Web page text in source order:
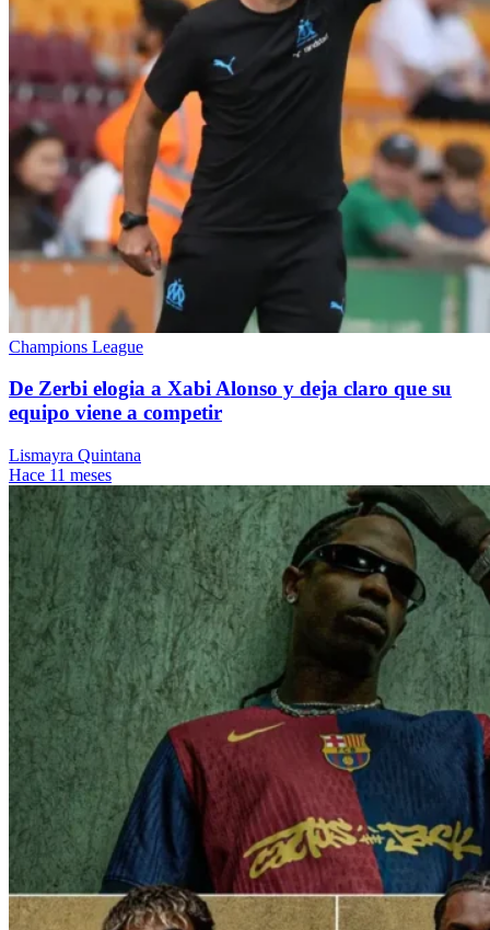
Champions League
De Zerbi elogia a Xabi Alonso y deja claro que su
equipo viene a competir
Lismayra Quintana
Hace 11 meses